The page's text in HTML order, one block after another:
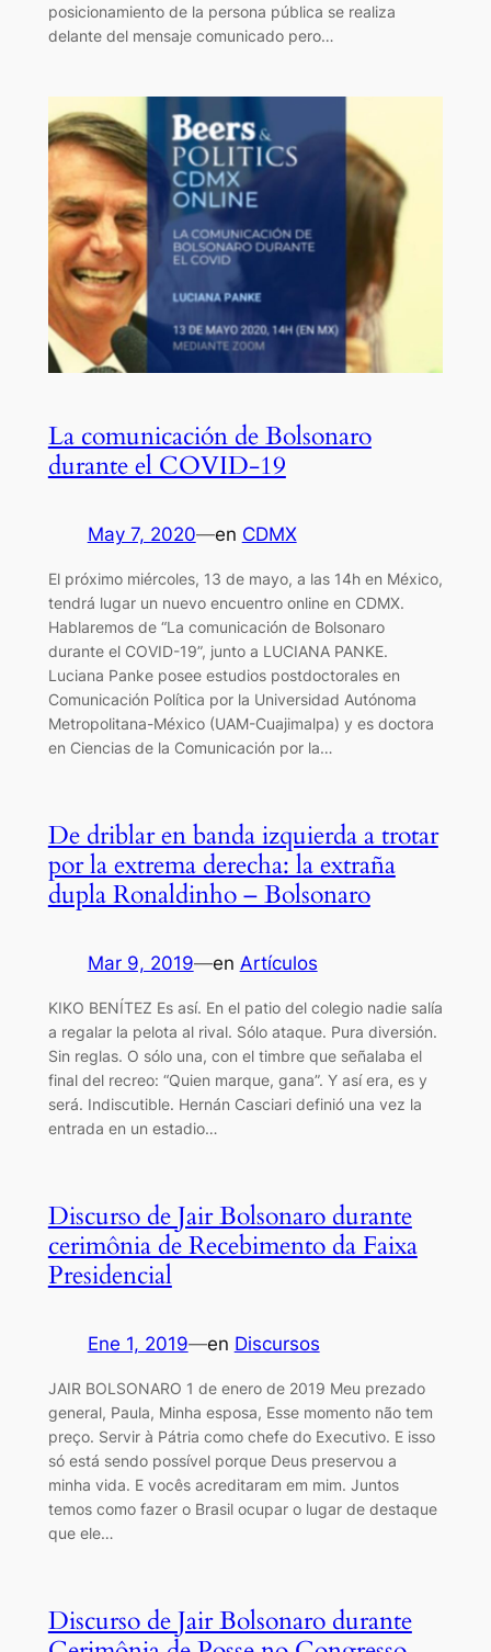
posicionamiento de la persona pública se realiza
delante del mensaje comunicado pero…
La comunicación de Bolsonaro
durante el COVID-19
May 7, 2020—en CDMX
El próximo miércoles, 13 de mayo, a las 14h en México,
tendrá lugar un nuevo encuentro online en CDMX.
Hablaremos de “La comunicación de Bolsonaro
durante el COVID-19”, junto a LUCIANA PANKE.
Luciana Panke posee estudios postdoctorales en
Comunicación Política por la Universidad Autónoma
Metropolitana-México (UAM-Cuajimalpa) y es doctora
en Ciencias de la Comunicación por la…
De driblar en banda izquierda a trotar
por la extrema derecha: la extraña
dupla Ronaldinho – Bolsonaro
Mar 9, 2019—en Artículos
KIKO BENÍTEZ Es así. En el patio del colegio nadie salía
a regalar la pelota al rival. Sólo ataque. Pura diversión.
Sin reglas. O sólo una, con el timbre que señalaba el
final del recreo: “Quien marque, gana”. Y así era, es y
será. Indiscutible. Hernán Casciari definió una vez la
entrada en un estadio…
Discurso de Jair Bolsonaro durante
cerimônia de Recebimento da Faixa
Presidencial
Ene 1, 2019—en Discursos
JAIR BOLSONARO 1 de enero de 2019 Meu prezado
general, Paula, Minha esposa, Esse momento não tem
preço. Servir à Pátria como chefe do Executivo. E isso
só está sendo possível porque Deus preservou a
minha vida. E vocês acreditaram em mim. Juntos
temos como fazer o Brasil ocupar o lugar de destaque
que ele…
Discurso de Jair Bolsonaro durante